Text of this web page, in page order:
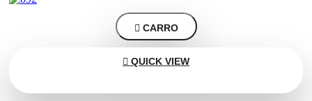
 CARRO
 QUICK VIEW